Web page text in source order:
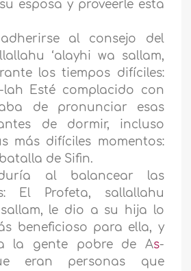
esposa y proveerle esta
al consejo del
‘alayhi wa sallam,
los tiempos difíciles:
lah Esté complacido con
de pronunciar esas
de dormir, incluso
más difíciles momentos:
de Sifin.
al balancear las
El Profeta, sallallahu
sallam, le dio a su hija lo
beneficioso para ella, y
la gente pobre de As-
eran personas que